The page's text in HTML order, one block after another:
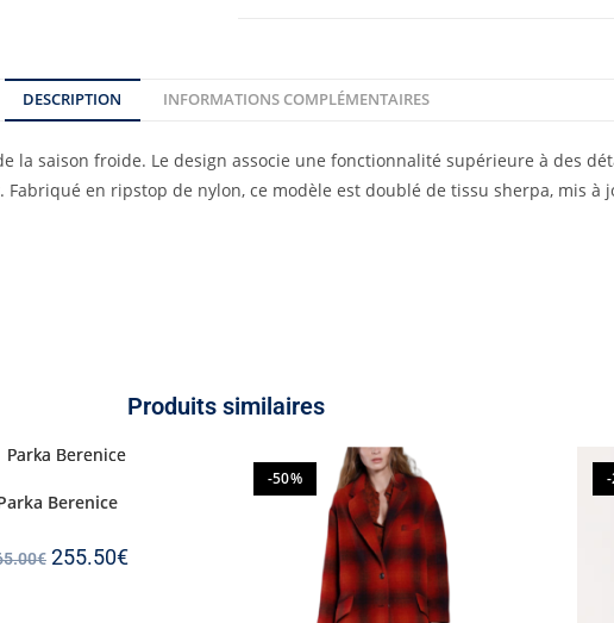
DESCRIPTION INFORMATIONS COMPLÉMENTAIRES
la saison froide. Le design associe une fonctionnalité supérieure à des
en ripstop de nylon, ce modèle est doublé de tissu sherpa, mis à
Produits similaires
Berenice
€ 255.50€
-50%